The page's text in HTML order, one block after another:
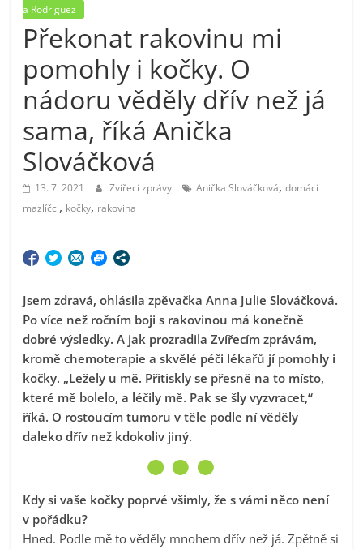
a Rodriguez
Překonat rakovinu mi
pomohly i kočky. O
nádoru věděly dřív než já
sama, říká Anička
Slováčková
13. 7. 2021 Zvířecí zprávy Anička Slováčková,domácí
mazlíčci, kočky, rakovina
Jsem zdravá, ohlásila zpěvačka Anna Julie Slováčková.
Po více než ročním boji s rakovinou má konečně
dobré výsledky. A jak prozradila Zvířecím zprávám,
kromě chemoterapie a skvělé péči lékařů jí pomohly i
kočky. „Ležely u mě. Přitiskly se přesně na to místo,
které mě bolelo, a léčily mě. Pak se šly vyzvracet,“
říká. O rostoucím tumoru v těle podle ní věděly
daleko dřív než kdokoliv jiný.
Kdy si vaše kočky poprvé všimly, že s vámi něco není
v pořádku?
Hned. Podle mě to věděly mnohem dřív než já. Zpětně si